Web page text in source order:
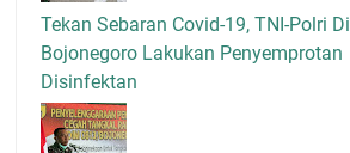
Tekan Sebaran Covid-19, TNI-Polri Di
Bojonegoro Lakukan Penyemprotan
Disinfektan